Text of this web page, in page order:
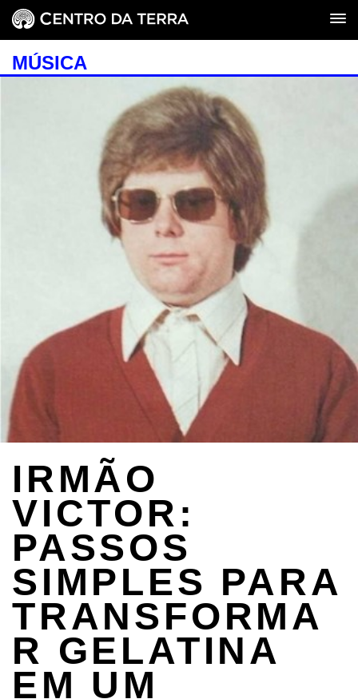
MÚSICA
IRMÃO
VICTOR:
PASSOS
SIMPLES PARA
TRANSFORMA
R GELATINA
EM UM